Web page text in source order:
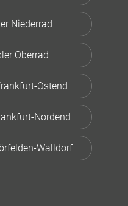
Niederrad
Oberrad
Ostend
Nordend
Walldorf